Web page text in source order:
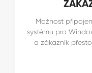
Možnost
systému pro
a zákazník